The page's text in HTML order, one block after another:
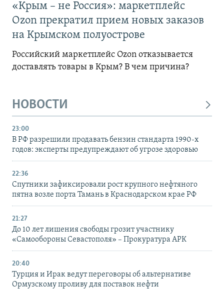
«Крым – не Россия»: маркетплейс
Ozon прекратил прием новых заказов
на Крымском полуострове
Российский маркетплейс Ozon отказывается
доставлять товары в Крым? В чем причина?
НОВОСТИ
23:00
В РФ разрешили продавать бензин стандарта 1990-х
годов: эксперты предупреждают об угрозе здоровью
22:36
Спутники зафиксировали рост крупного нефтяного
пятна возле порта Тамань в Краснодарском крае РФ
21:27
До 10 лет лишения свободы грозит участнику
«Самообороны Севастополя» – Прокуратура АРК
20:40
Турция и Ирак ведут переговоры об альтернативе
Ормузскому проливу для поставок нефти